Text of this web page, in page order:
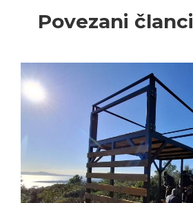
Povezani članci